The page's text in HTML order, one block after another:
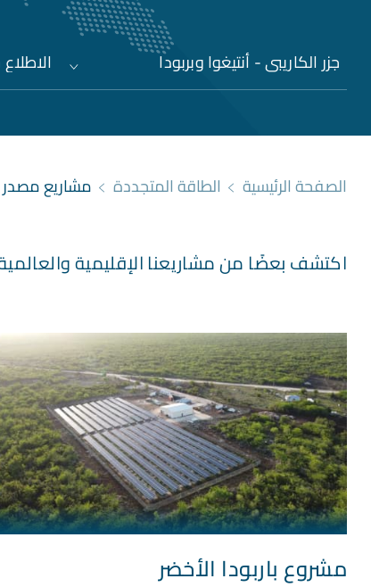
جزر الكاريبي - أنتيغوا وبربودا
الصفحة الرئيسية الطاقة المتجددة مشاريع مصدر
اكتشف بعضًا من مشاريعنا الإقليمية
مشروع باربودا الأخضر